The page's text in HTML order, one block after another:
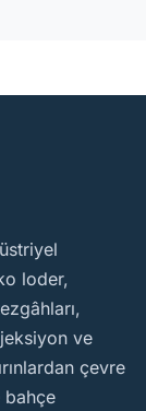
loder,
ve
çevre